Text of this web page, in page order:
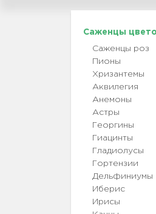
Саженцы
Саженцы роз
Пионы
Хризантемы
Аквилегия
Анемоны
Астры
Георгины
Гиацинты
Гладиолусы
Гортензии
Дельфиниумы
Иберис
Ирисы